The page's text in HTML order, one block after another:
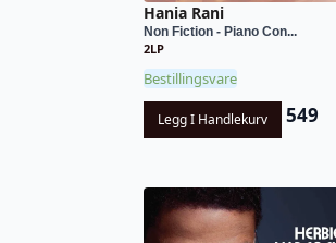
Hania Rani
Non Fiction - Piano Con...
2LP
Bestillingsvare
Legg I Handlekurv 549